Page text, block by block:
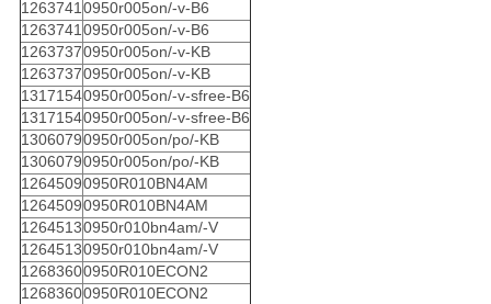
1263741 0950r005on/-v-B6
1263741 0950r005on/-v-B6
12637370950r005on/-v-KB
12637370950r005on/-v-KB
13171540950r005on/-v-sfree-B6
13171540950r005on/-v-sfree-B6
13060790950r005on/po/-KB
13060790950r005on/po/-KB
12645090950R010BN4AM
12645090950R010BN4AM
12645130950r010bn4am/-V
12645130950r010bn4am/-V
12683600950R010ECON2
12683600950R010ECON2